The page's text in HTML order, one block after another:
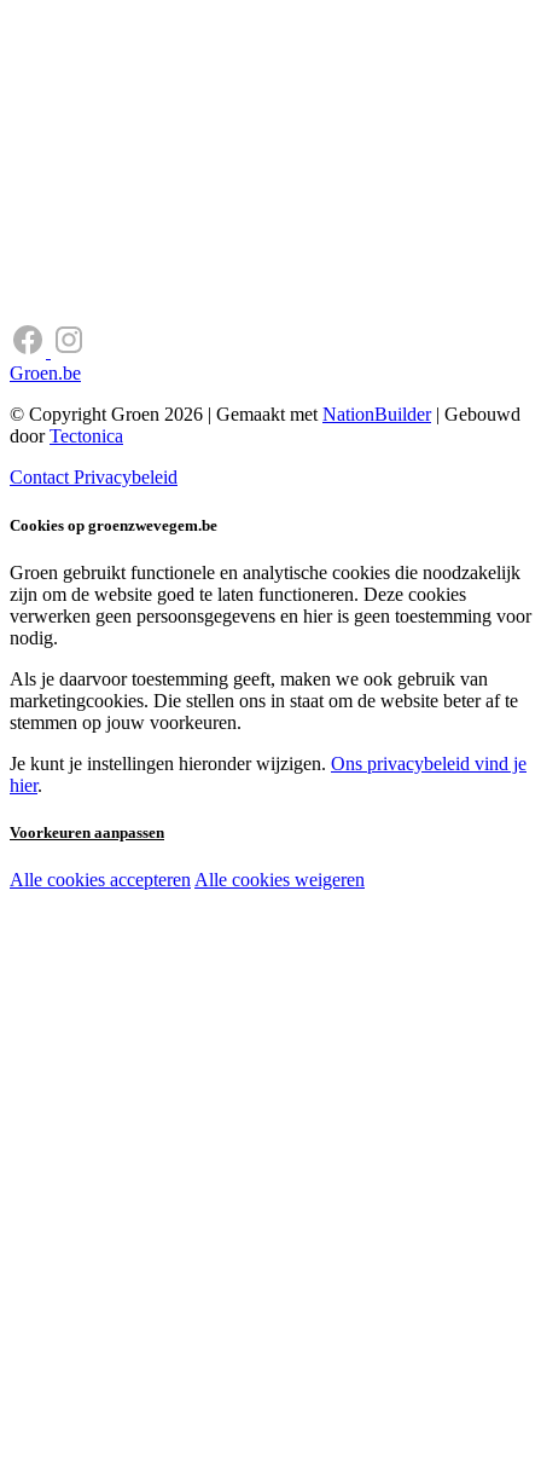
Groen.be
© Copyright Groen 2026 | Gemaakt metNationBuilder| Gebouwd
doorTectonica
ContactPrivacybeleid
Cookies op groenzwevegem.be
Groen gebruikt functionele en analytische cookies die noodzakelijk
zijn om de website goed te laten functioneren. Deze cookies
verwerken geen persoonsgegevens en hier is geen toestemming voor
nodig.
Als je daarvoor toestemming geeft, maken we ook gebruik van
marketingcookies. Die stellen ons in staat om de website beter af te
stemmen op jouw voorkeuren.
Je kunt je instellingen hieronder wijzigen. Ons privacybeleid vind je
hier.
Voorkeuren aanpassen
Noodzakelijke cookies:
Alle cookies accepteren Alle cookies weigeren